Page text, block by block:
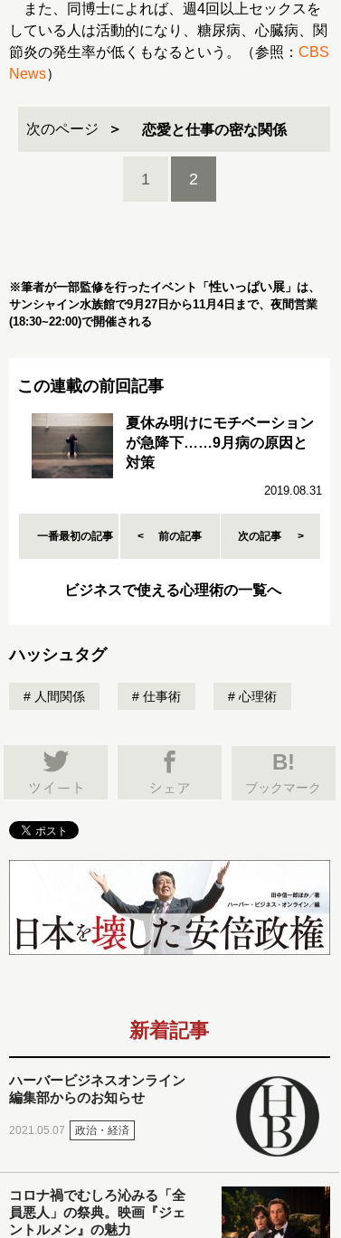
また、同博士によれば、週4回以上セックスを
している人は活動的になり、糖尿病、心臓病、関
節炎の発生率が低くもなるという。（参照： CBS
News）
次のページ 恋愛と仕事の密な関係
1 2
※筆者が一部監修を行ったイベント「性いっぱい展 」は、
サンシャイン水族館で9月27日から11月4日まで、夜間営業
(18:30~22:00)で開催される
この連載の前回記事
夏休み明けにモチベーション
が急降下……9月病の原因と
対策
2019.08.31
一番最初の記事 前の記事 次の記事
ビジネスで使える心理術の一覧へ
ハッシュタグ
人間関係 仕事術 心理術
B!
ブックマーク
新着記事
ハーバービジネスオンライン
編集部からのお知らせ
2021.05.07 政治・経済
コロナ禍でむしろ沁みる「全
員悪人」の祭典。映画『ジェ
ントルメン』の魅力